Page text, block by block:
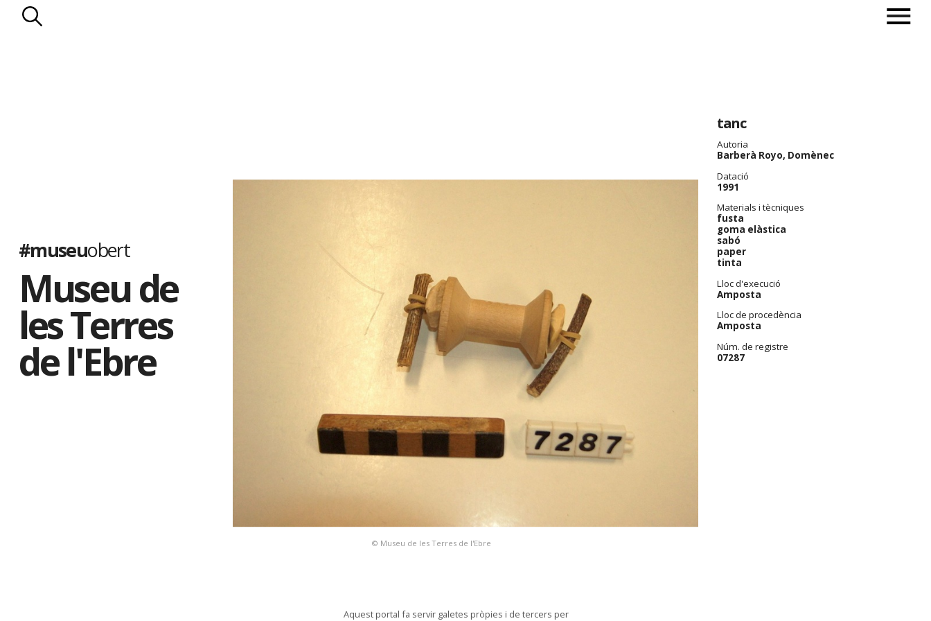
#museuobert
Museu de
les Terres
de l'Ebre
© Museu de les Terres de l'Ebre
tanc
Autoria
Barberà Royo, Domènec
Datació
1991
Materials i tècniques
fusta
goma elàstica
sabó
paper
tinta
Lloc d'execució
Amposta
Lloc de procedència
Amposta
Núm. de registre
07287
Aquest portal fa servir galetes pròpies i de tercers per